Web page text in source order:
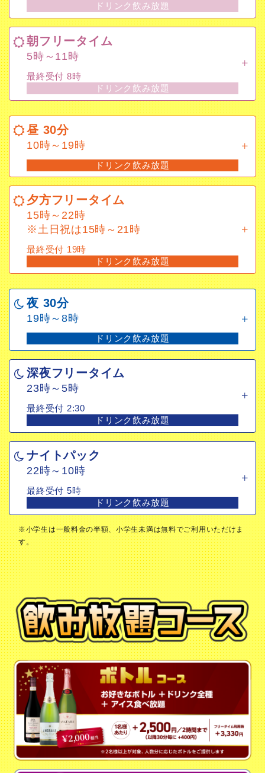
朝フリータイム
5時～11時
最終受付 8時
昼 30分
10時～19時
夕方フリータイム
15時～22時
※土日祝は15時～21時
最終受付 19時
ドリンク飲み放題
夜 30分
19時～8時
深夜フリータイム
23時～5時
最終受付 2:30
ナイトパック
22時～10時
最終受付 5時
ドリンク飲み放題
朝フリータイム
5時～11時
最終受付 8時
ドリンク飲み放題
昼 30分
10時～19時
ドリンク飲み放題
夕方フリータイム
15時～22時
※土日祝は15時～21時
最終受付 19時
ドリンク飲み放題
夜 30分
19時～8時
ドリンク飲み放題
深夜フリータイム
23時～5時
最終受付 2:30
ドリンク飲み放題
ナイトパック
22時～10時
最終受付 5時
ドリンク飲み放題
※小学生は一般料金の半額、小学生未満は無料でご利用いただけま
す。